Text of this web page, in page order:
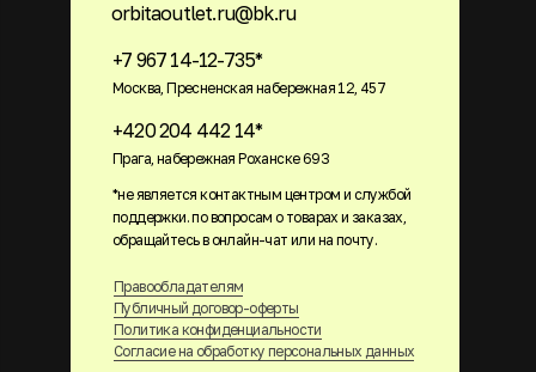
+7 967 14-12-735*
Москва, Пресненская набережная 12, 457
+420 204 442 14*
Прага, набережная Роханске 693
orbitaoutlet.ru@bk.ru
Правообладателям
Публичный договор-оферты
Политика конфиденциальности
Согласие на обработку персональных данных
*не является контактным центром и службой
поддержки. по вопросам о товарах и заказах,
обращайтесь в онлайн-чат или на почту.